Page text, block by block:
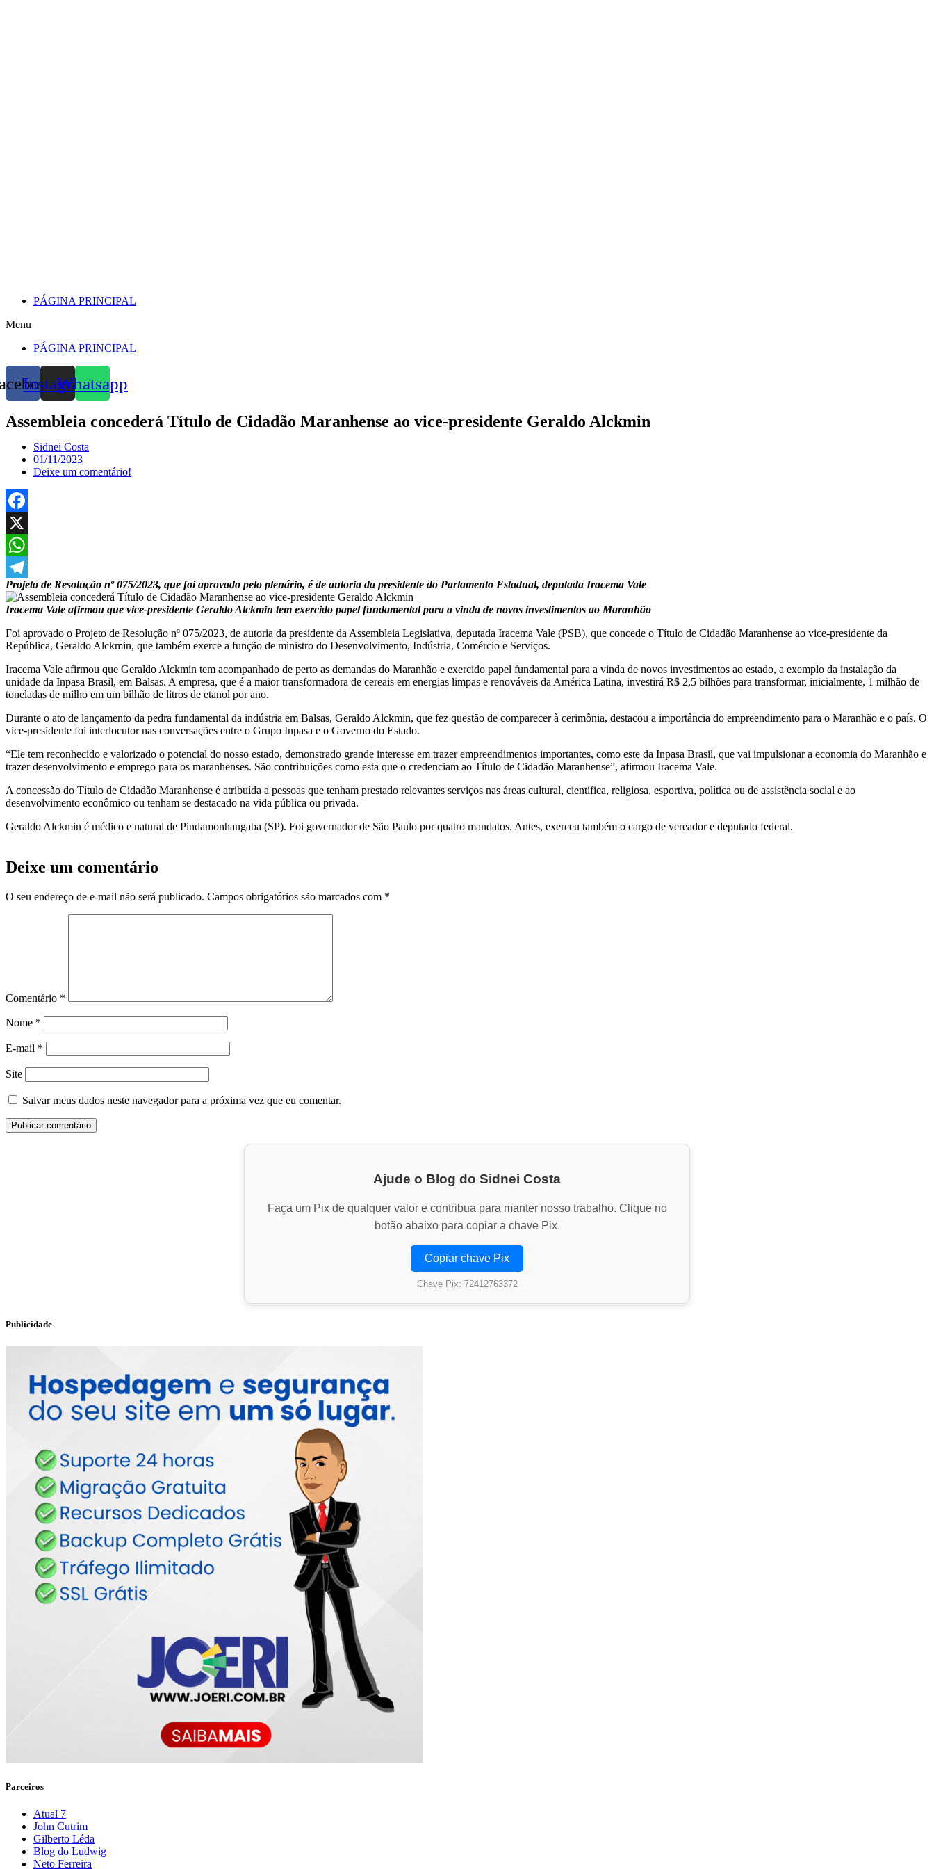
PÁGINA PRINCIPAL
Menu
PÁGINA PRINCIPAL
InstagramWhatsapp
Assembleia concederá Título de Cidadão Maranhense ao vice-presidente Geraldo Alckmin
Sidnei Costa
01/11/2023
Deixe um comentário!
Facebook
X
WhatsApp
Telegram
Projeto de Resolução nº 075/2023, que foi aprovado pelo plenário, é de autoria da presidente do Parlamento Estadual, deputada Iracema Vale
Iracema Vale afirmou que vice-presidente Geraldo Alckmin tem exercido papel fundamental para a vinda de novos investimentos ao Maranhão
Foi aprovado o Projeto de Resolução nº 075/2023, de autoria da presidente da Assembleia Legislativa, deputada Iracema Vale (PSB), que concede o Título de Cidadão Maranhense ao vice-presidente da
República, Geraldo Alckmin, que também exerce a função de ministro do Desenvolvimento, Indústria, Comércio e Serviços.
Iracema Vale afirmou que Geraldo Alckmin tem acompanhado de perto as demandas do Maranhão e exercido papel fundamental para a vinda de novos investimentos ao estado, a exemplo da instalação da
unidade da Inpasa Brasil, em Balsas. A empresa, que é a maior transformadora de cereais em energias limpas e renováveis da América Latina, investirá R$ 2,5 bilhões para transformar, inicialmente, 1 milhão de
toneladas de milho em um bilhão de litros de etanol por ano.
Durante o ato de lançamento da pedra fundamental da indústria em Balsas, Geraldo Alckmin, que fez questão de comparecer à cerimônia, destacou a importância do empreendimento para o Maranhão e o país. O
vice-presidente foi interlocutor nas conversações entre o Grupo Inpasa e o Governo do Estado.
“Ele tem reconhecido e valorizado o potencial do nosso estado, demonstrado grande interesse em trazer empreendimentos importantes, como este da Inpasa Brasil, que vai impulsionar a economia do Maranhão e
trazer desenvolvimento e emprego para os maranhenses. São contribuições como esta que o credenciam ao Título de Cidadão Maranhense”, afirmou Iracema Vale.
A concessão do Título de Cidadão Maranhense é atribuída a pessoas que tenham prestado relevantes serviços nas áreas cultural, científica, religiosa, esportiva, política ou de assistência social e ao
desenvolvimento econômico ou tenham se destacado na vida pública ou privada.
Geraldo Alckmin é médico e natural de Pindamonhangaba (SP). Foi governador de São Paulo por quatro mandatos. Antes, exerceu também o cargo de vereador e deputado federal.
Deixe um comentário
O seu endereço de e-mail não será publicado. Campos obrigatórios são marcados com *
Comentário *
Nome *
E-mail *
Site
Salvar meus dados neste navegador para a próxima vez que eu comentar.
Ajude o Blog do Sidnei Costa
Faça um Pix de qualquer valor e contribua para manter nosso trabalho. Clique no
botão abaixo para copiar a chave Pix.
Copiar chave Pix
Chave Pix: 72412763372
Publicidade
Parceiros
Atual 7
John Cutrim
Gilberto Léda
Blog do Ludwig
Neto Ferreira